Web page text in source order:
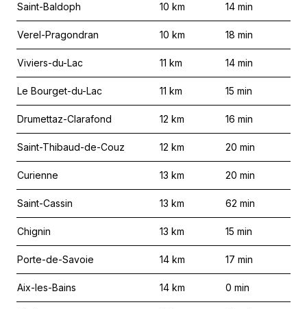
Saint-Baldoph 10 km 14 min
Verel-Pragondran 10 km 18 min
Viviers-du-Lac 11 km 14 min
Le Bourget-du-Lac 11 km 15 min
Drumettaz-Clarafond 12 km 16 min
Saint-Thibaud-de-Couz 12 km 20 min
Curienne 13 km 20 min
Saint-Cassin 13 km 62 min
Chignin 13 km 15 min
Porte-de-Savoie 14 km 17 min
Aix-les-Bains 14 km 0 min